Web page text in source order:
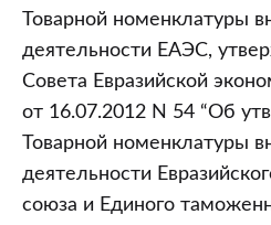
Товарной номенклатуры
деятельности ЕАЭС,
Совета Евразийской
от 16.07.2012 N 54 “Об
Товарной номенклатуры
деятельности
союза и Единого